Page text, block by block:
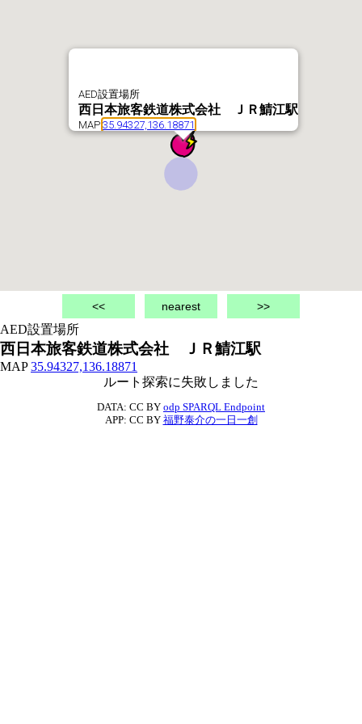
AED設置場所
西日本旅客鉄道株式会社 ＪＲ鯖江駅
MAP 35.94327,136.18871
<< nearest >>
AED設置場所
西日本旅客鉄道株式会社 ＪＲ鯖江駅
MAP35.94327,136.18871
ルート探索に失敗しました
DATA: CC BY odp SPARQL Endpoint
APP: CC BY 福野泰介の一日一創